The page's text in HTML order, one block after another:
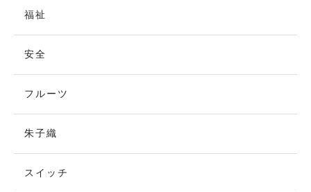
福祉
安全
フルーツ
朱子織
スイッチ